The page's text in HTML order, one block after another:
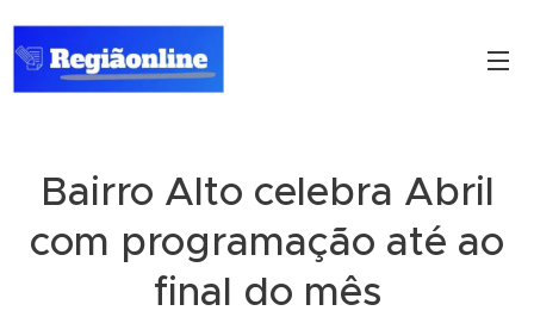
Bairro Alto celebra Abril
com programação até ao
final do mês